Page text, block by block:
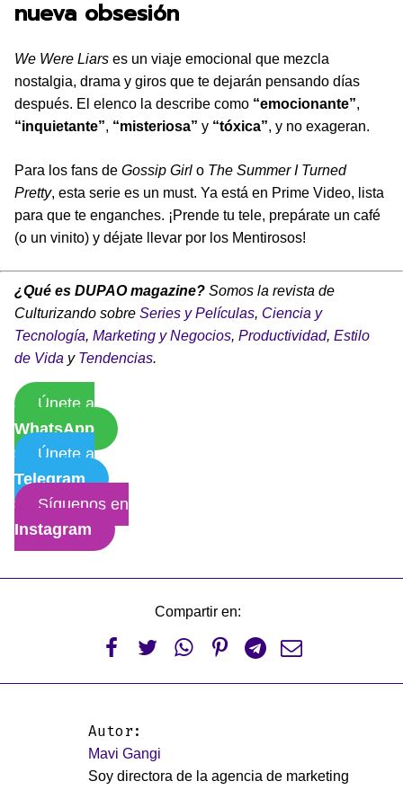
nueva obsesión
We Were Liars es un viaje emocional que mezcla
nostalgia, drama y giros que te dejarán pensando días
después. El elenco la describe como “emocionante”,
“inquietante”, “misteriosa” y “tóxica”, y no exageran.
Para los fans de Gossip Girl o The Summer I Turned
Pretty, esta serie es un must. Ya está en Prime Video, lista
para que te enganches. ¡Prende tu tele, prepárate un café
(o un vinito) y déjate llevar por los Mentirosos!
¿Qué es DUPAO magazine? Somos la revista de
Culturizando sobre Series y Películas, Ciencia y
Tecnología, Marketing y Negocios, Productividad, Estilo
de Vida y Tendencias.
Únete a
WhatsApp
Únete a
Telegram
Síguenos en
Instagram
Compartir en:
     
Autor:
Mavi Gangi
Soy directora de la agencia de marketing